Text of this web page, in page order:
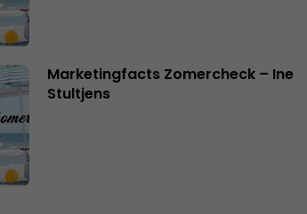
Marketingfacts Zomercheck – Ine
Stultjens